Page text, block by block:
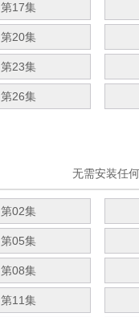
第17集
第20集
第23集
第26集
无需安装任
第02集
第05集
第08集
第11集